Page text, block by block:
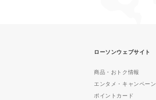
ローソンウェブサイト
商品・おトク情報
エンタメ・キャンペーン
ポイントカード